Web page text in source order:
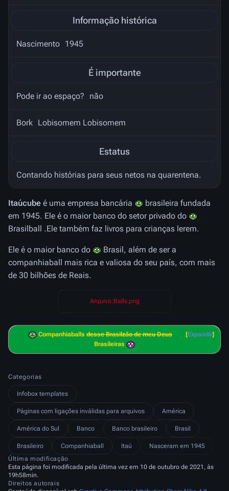
Informação histórica
Nascimento 1945
É importante
Pode ir ao espaço? não
Bork Lobisomem Lobisomem
Estatus
Contando histórias para seus netos na quarentena.
Itaúcube é uma empresa bancária
brasileira fundada
em 1945. Ele é o maior banco do setor privado do
Brasilball .Ele também faz livros para crianças lerem.
Ele é o maior banco do
Brasil, além de ser a
companhiaball mais rica e valiosa do seu país, com mais
de 30 bilhões de Reais.
Arquivo:Balls.png
Expandir
Companhiaballs desse Brasilzão de meu Deus
Brasileiras
Categorias
Infobox templates
Páginas com ligações inválidas para arquivos América
América do Sul Banco Banco brasileiro Brasil
Brasileiro Companhiaball Itaú
Nasceram em 1945
Última modificação
Esta página foi modificada pela última vez em 10 de outubro de 2021, às
19h58min.
Direitos autorais